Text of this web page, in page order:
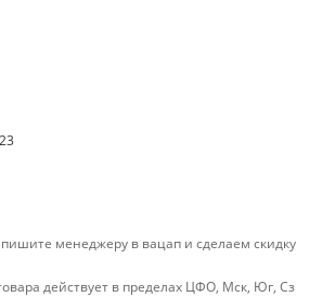
менеджеру в вацап и сделаем скидку
действует в пределах ЦФО, Мск, Юг, Сз